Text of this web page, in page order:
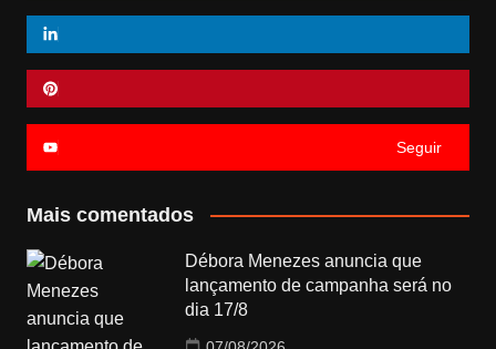
Seguir
Mais comentados
Débora Menezes anuncia que
lançamento de campanha será no
dia 17/8